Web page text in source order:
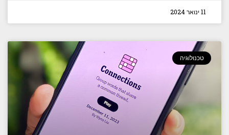
11 ינואר 2024
טכנולוגיה